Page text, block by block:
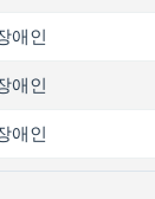
애인
애인
애인